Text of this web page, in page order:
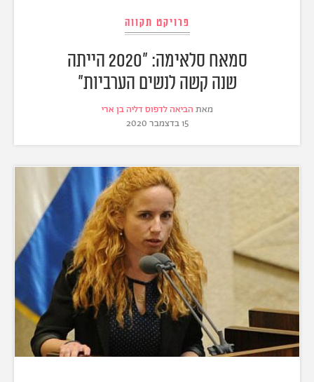
פרויקט תקווה
סמאח סלאימה: "2020 הייתה
שנה קשה לנשים הערביות"
מאת הביאה לדפוס דליה בן ארי
15 בדצמבר 2020